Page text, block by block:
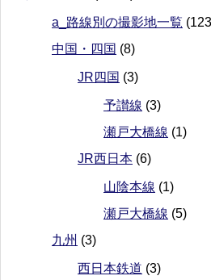
a_路線別の撮影地一覧
中国・四国 (8)
JR四国 (3)
予讃線 (3)
瀬戸大橋線 (1)
JR西日本 (6)
山陰本線 (1)
瀬戸大橋線 (5)
九州 (3)
西日本鉄道 (3)